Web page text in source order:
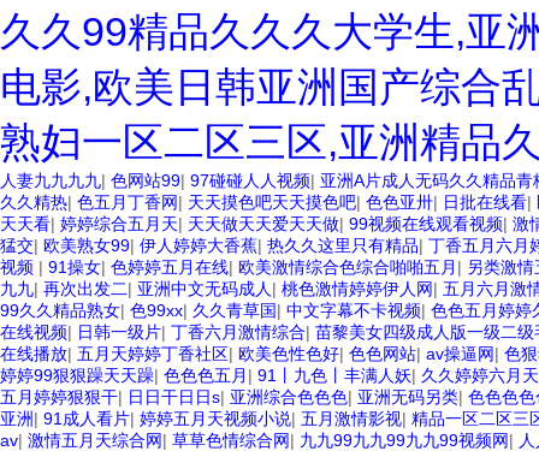
久久99精品久久久大学生,亚
电影,欧美日韩亚洲国产综合
熟妇一区二区三区,亚洲精品
人妻九九九九| 色网站99| 97碰碰人人视频| 亚洲A片成人无码久久精品青
久久精热| 色五月丁香网| 天天摸色吧天天摸色吧| 色色亚卅| 日批在线看|
天天看| 婷婷综合五月天| 天天做天天爱天天做| 99视频在线观看视频| 激
猛交| 欧美熟女99| 伊人婷婷大香蕉| 热久久这里只有精品| 丁香五月六月
视频 | 91操女| 色婷婷五月在线| 欧美激情综合色综合啪啪五月 | 另类激
九九| 再次出发二| 亚洲中文无码成人 | 桃色激情婷婷伊人网| 五月六月激
99久久精品熟女| 色99xx| 久久青草国| 中文字幕不卡视频| 色色五月婷婷
在线视频| 日韩一级片| 丁香六月激情综合| 苗黎美女四级成人版一级二级
在线播放| 五月天婷婷丁香社区| 欧美色性色好| 色色网站| av操逼网| 色
婷婷99狠狠躁天天躁| 色色色五月 | 91丨九色丨丰满人妖| 久久婷婷六月天
五月婷婷狠狠干| 日日干日日s| 亚洲综合色色色| 亚洲无码另类| 色色色
亚洲| 91成人看片| 婷婷五月天视频小说| 五月激情影视| 精品一区二区三
av| 激情五月天综合网| 草草色情综合网| 九九99九九99九九99视频网|